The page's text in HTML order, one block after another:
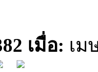
เมื่อ: เม